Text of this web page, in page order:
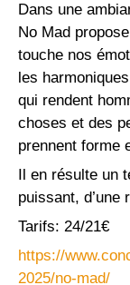
Dans une
No Mad
touche nos
les
qui rendent
choses et des
prennent forme
Il en résulte un
puissant, d’une
Tarifs: 24/21€
https://
2025/no-mad/